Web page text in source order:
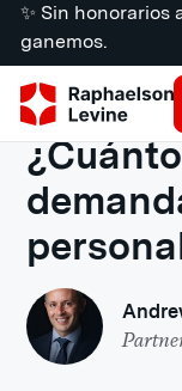
✨ Sin honorarios
ganemos.